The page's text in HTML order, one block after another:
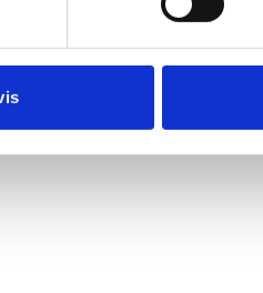
Genindlæs siden